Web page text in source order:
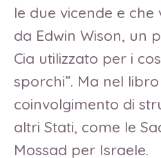
le due vicende e che
da Edwin Wison, un
Cia utilizzato per i
sporchi”. Ma nel
coinvolgimento di
altri Stati, come le
Mossad per Israele.